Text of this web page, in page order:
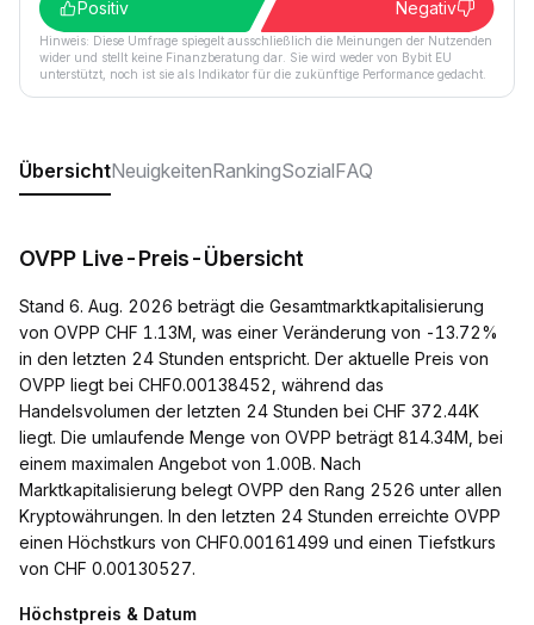
Positiv
Negativ
Hinweis: Diese Umfrage spiegelt ausschließlich die Meinungen der Nutzenden
wider und stellt keine Finanzberatung dar. Sie wird weder von Bybit EU
unterstützt, noch ist sie als Indikator für die zukünftige Performance gedacht.
ÜbersichtNeuigkeitenRankingSozialFAQ
OVPP Live-Preis-Übersicht
Stand 6. Aug. 2026 beträgt die Gesamtmarktkapitalisierung
von OVPP CHF 1.13M, was einer Veränderung von -13.72%
in den letzten 24 Stunden entspricht. Der aktuelle Preis von
OVPP liegt bei CHF0.00138452, während das
Handelsvolumen der letzten 24 Stunden bei CHF 372.44K
liegt. Die umlaufende Menge von OVPP beträgt 814.34M, bei
einem maximalen Angebot von 1.00B. Nach
Marktkapitalisierung belegt OVPP den Rang 2526 unter allen
Kryptowährungen. In den letzten 24 Stunden erreichte OVPP
einen Höchstkurs von CHF0.00161499 und einen Tiefstkurs
von CHF 0.00130527.
Höchstpreis & Datum